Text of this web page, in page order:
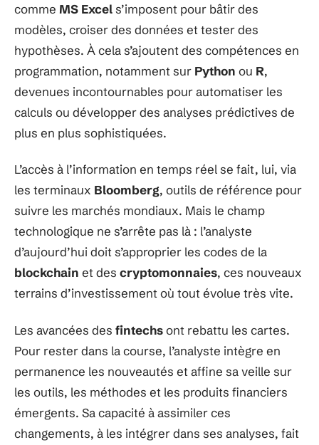
comme MS Excels’imposent pour bâtir des
modèles, croiser des données et tester des
hypothèses. À cela s’ajoutent des compétences en
programmation, notamment sur Python ou R,
devenues incontournables pour automatiser les
calculs ou développer des analyses prédictives de
plus en plus sophistiquées.
L’accès à l’information en temps réel se fait, lui, via
les terminaux Bloomberg, outils de référence pour
suivre les marchés mondiaux. Mais le champ
technologique ne s’arrête pas là : l’analyste
d’aujourd’hui doit s’approprier les codes de la
blockchain et des cryptomonnaies, ces nouveaux
terrains d’investissement où tout évolue très vite.
Les avancées des fintechsont rebattu les cartes.
Pour rester dans la course, l’analyste intègre en
permanence les nouveautés et affine sa veille sur
les outils, les méthodes et les produits financiers
émergents. Sa capacité à assimiler ces
changements, à les intégrer dans ses analyses, fait